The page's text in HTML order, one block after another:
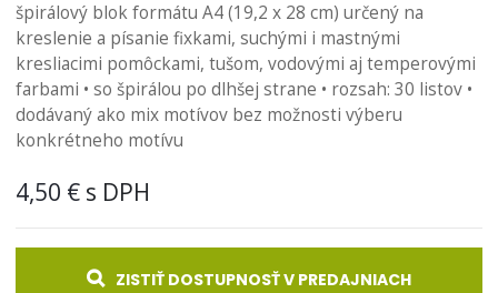
na
začiatok
galérie
obrázkov
špirálový blok formátu A4 (19,2 x 28 cm) určený na
kreslenie a písanie fixkami, suchými i mastnými
kresliacimi pomôckami, tušom, vodovými aj temperovými
farbami • so špirálou po dlhšej strane • rozsah: 30 listov •
dodávaný ako mix motívov bez možnosti výberu
konkrétneho motívu
4,50 €
ZISTIŤ DOSTUPNOSŤ V PREDAJNIACH